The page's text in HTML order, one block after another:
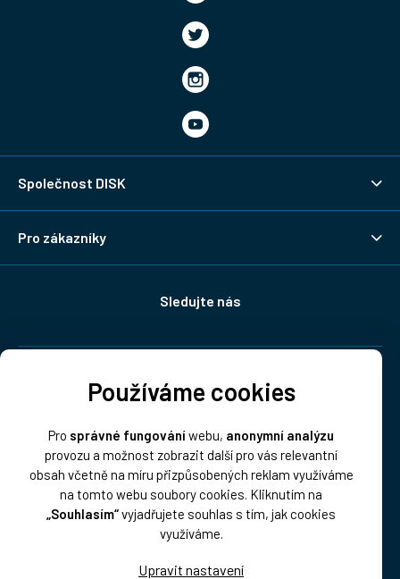
Používáme cookies
Pro správné fungováníwebu, anonymní analýzu
provozu a možnost zobrazit další pro vás relevantní
obsah včetně na míru přizpůsobených reklam využíváme
na tomto webu soubory cookies. Kliknutím na
„Souhlasím“vyjadřujete souhlas s tím, jak cookies
využíváme.
Společnost DISK
Pro zákazníky
Sledujte nás
Platba: